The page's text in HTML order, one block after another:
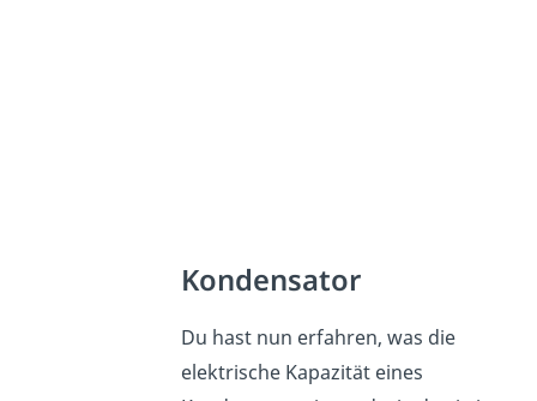
Kondensator
Du hast nun erfahren, was die
elektrische Kapazität eines